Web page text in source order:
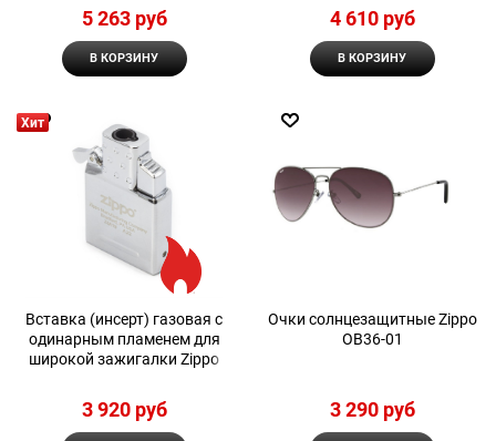
5 263 руб
В КОРЗИНУ
4 610 руб
В КОРЗИНУ
Хит
Вставка (инсерт) газовая с
одинарным пламенем для
широкой зажигалки Zippo
3 920 руб
Очки солнцезащитные Zippo
OB36-01
3 290 руб